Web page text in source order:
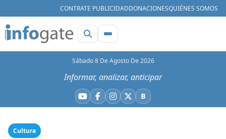
CONTRATE PUBLICIDADDONACIONESQUIÉNES SOMOS
Sábado 8 De Agosto De 2026
Informar, analizar, anticipar
YouTube
Facebook
Instagram
X BBluesky
Cultura